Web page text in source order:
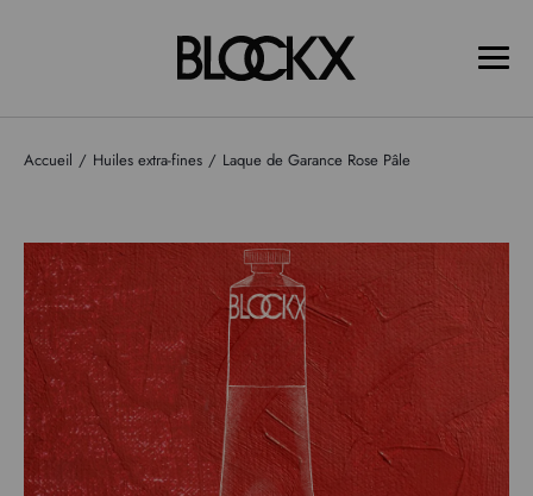
Accueil Huiles extra-fines Laque de Garance Rose Pâle